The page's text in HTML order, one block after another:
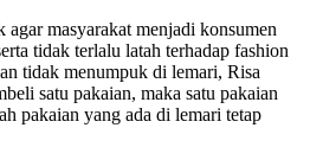
agar masyarakat menjadi konsumen
tidak terlalu latah terhadap fashion
tidak menumpuk di lemari, Risa
satu pakaian, maka satu pakaian
pakaian yang ada di lemari tetap